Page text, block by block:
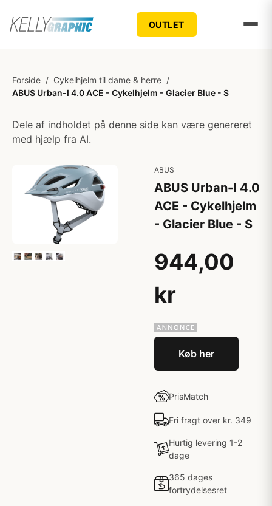
OUTLET
Forside / Cykelhjelm til dame & herre /
ABUS Urban-I 4.0 ACE - Cykelhjelm - Glacier Blue - S
Dele af indholdet på denne side kan være genereret
med hjælp fra AI.
ABUS
ABUS Urban-I 4.0
ACE - Cykelhjelm
- Glacier Blue - S
944,00
kr
Køb her
PrisMatch
Fri fragt over kr. 349
Hurtig levering 1-2
dage
365 dages
fortrydelsesret